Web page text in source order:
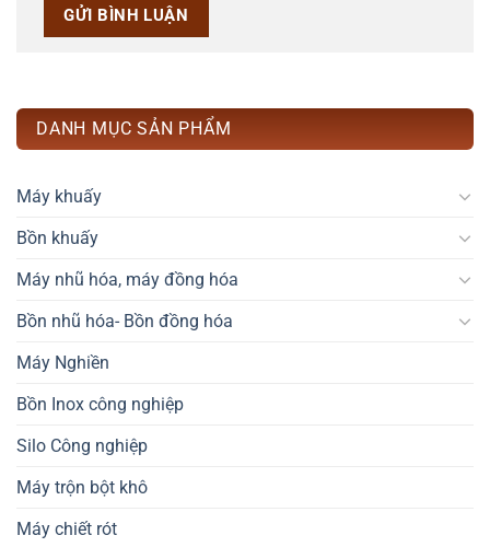
DANH MỤC SẢN PHẨM
Máy khuấy
Bồn khuấy
Máy nhũ hóa, máy đồng hóa
Bồn nhũ hóa- Bồn đồng hóa
Máy Nghiền
Bồn Inox công nghiệp
Silo Công nghiệp
Máy trộn bột khô
Máy chiết rót